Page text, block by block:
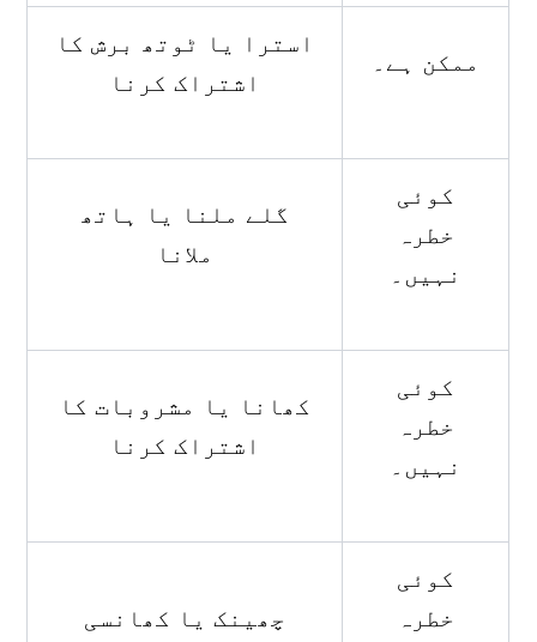
استرا یا ٹوتھ برش کا
اشتراک کرنا
ممکن ہے۔
گلے ملنا یا ہاتھ
ملانا
کوئی
خطرہ
نہیں۔
کھانا یا مشروبات کا
اشتراک کرنا
کوئی
خطرہ
نہیں۔
چھینک یا کھانسی
کوئی
خطرہ